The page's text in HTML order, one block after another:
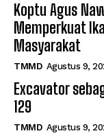
Koptu Agus
Memperkuat
Masyarakat
TMMD Agustus 9,
Excavator
129
TMMD Agustus 9,